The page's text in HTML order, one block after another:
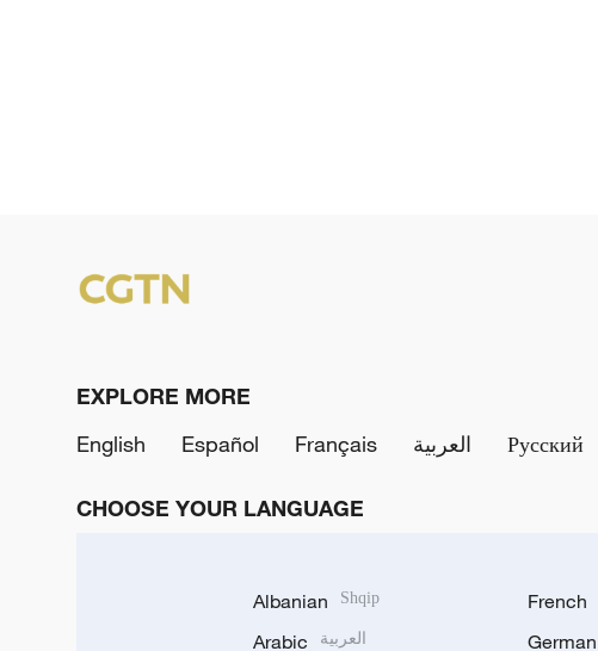
EXPLORE MORE
English
Español Français العربية Русский
CHOOSE YOUR LANGUAGE
Albanian Shqip
Arabic العربية
French
German